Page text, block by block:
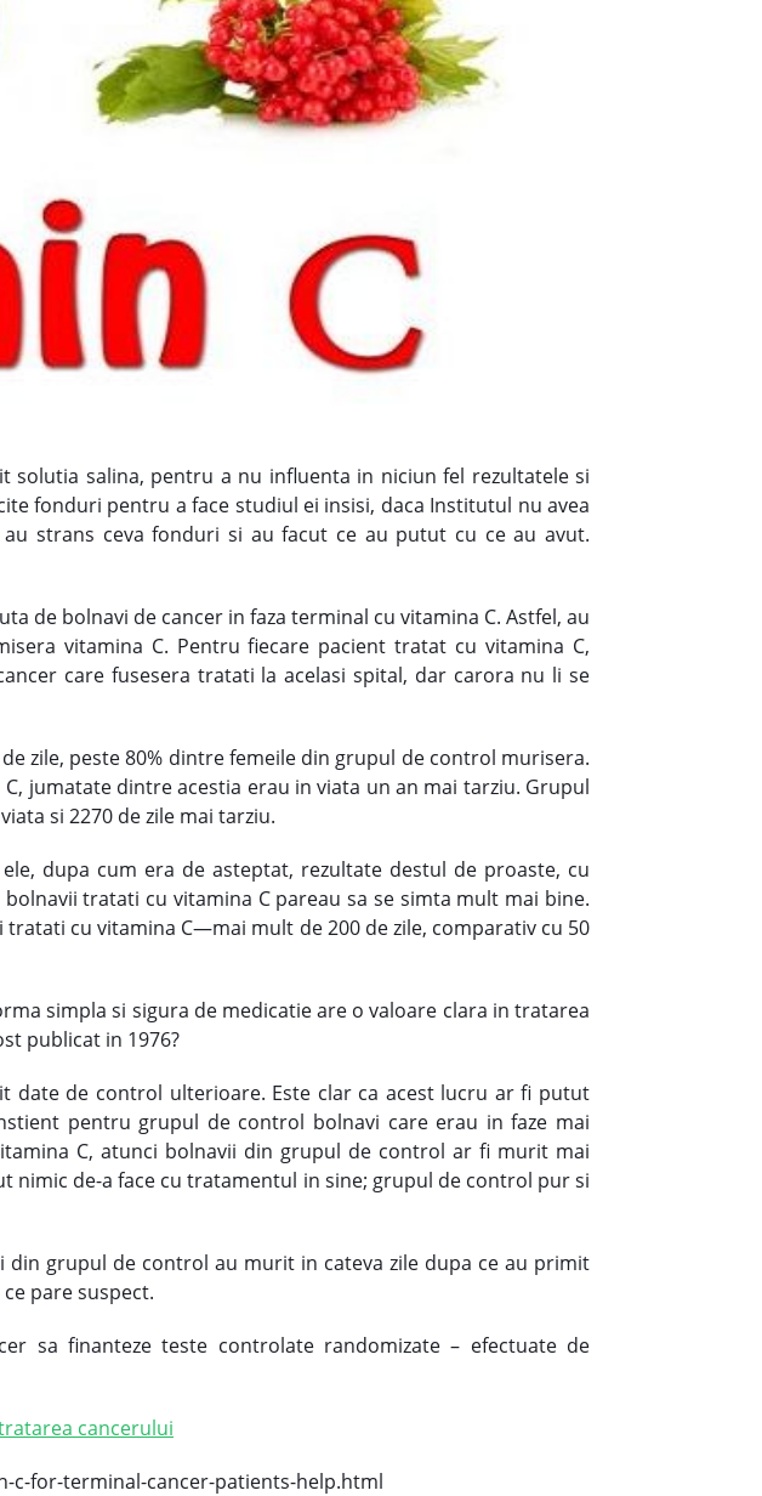
salina, pentru a nu influenta in niciun fel rezultatele si
fonduri pentru a face studiul ei insisi, daca Institutul nu avea
strans ceva fonduri si au facut ce au putut cu ce au avut.
de bolnavi de cancer in faza terminal cu vitamina C. Astfel, au
vitamina C. Pentru fiecare pacient tratat cu vitamina C,
care fusesera tratati la acelasi spital, dar carora nu li se
zile, peste 80% dintre femeile din grupul de control murisera.
jumatate dintre acestia erau in viata un an mai tarziu. Grupul
si 2270 de zile mai tarziu.
dupa cum era de asteptat, rezultate destul de proaste, cu
tratati cu vitamina C pareau sa se simta mult mai bine.
cu vitamina C—mai mult de 200 de zile, comparativ cu 50
simpla si sigura de medicatie are o valoare clara in tratarea
publicat in 1976?
date de control ulterioare. Este clar ca acest lucru ar fi putut
pentru grupul de control bolnavi care erau in faze mai
C, atunci bolnavii din grupul de control ar fi murit mai
nimic de-a face cu tratamentul in sine; grupul de control pur si
din grupul de control au murit in cateva zile dupa ce au primit
pare suspect.
sa finanteze teste controlate randomizate – efectuate de
cancerului
c-for-terminal-cancer-patients-help.html